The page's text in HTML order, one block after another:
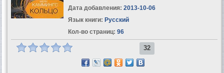
Дата добавления: 2013-10-06
Язык книги: Русский
Кол-во страниц: 96
32